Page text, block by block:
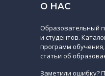
О НАС
Образовательный
и студентов.
программ
статьи об
Заметили ошибку?